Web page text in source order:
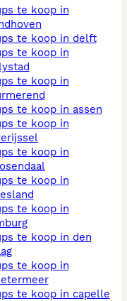
te koop in delft
te koop in assen